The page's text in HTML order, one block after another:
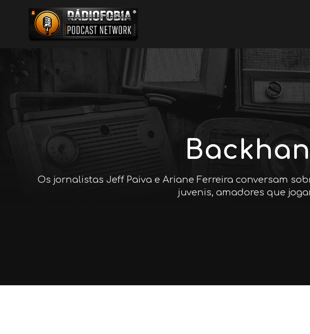
Os jornalistas Jeff Paiva e Ariane Ferreira conversam
juvenis, amadores que